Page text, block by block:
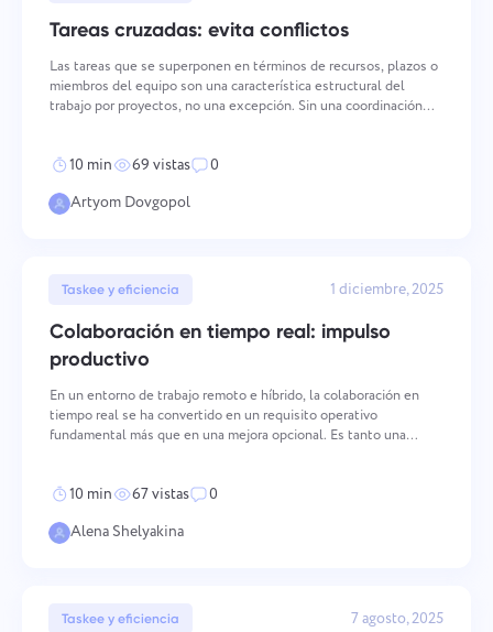
Oʻzbek
ไทย
Türkçe
Tareas cruzadas: evita conflictos
Las tareas que se superponen en términos de recursos, plazos o
miembros del equipo son una característica estructural del
trabajo por proyectos, no una excepción. Sin una coordinación
10 min 69 vistas
0
Artyom Dovgopol
Taskee y eficiencia 1 diciembre, 2025
Colaboración en tiempo real: impulso
productivo
En un entorno de trabajo remoto e híbrido, la colaboración en
tiempo real se ha convertido en un requisito operativo
fundamental más que en una mejora opcional. Es tanto una
10 min 67 vistas
0
Alena Shelyakina
Taskee y eficiencia 7 agosto, 2025
Cree una empresa, invite usuarios y asigne roles para
optimizar el trabajo en equipo.